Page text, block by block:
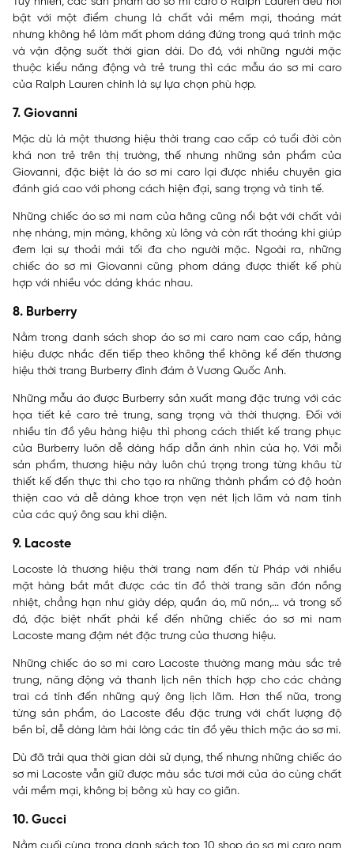
bật với một điểm chung là chất vải mềm mại, thoáng mát
nhưng không hề làm mất phom dáng đứng trong quá trình mặc
và vận động suốt thời gian dài. Do đó, với những người mặc
thuộc kiểu năng động và trẻ trung thì các mẫu áo sơ mi caro
của Ralph Lauren chính là sự lựa chọn phù hợp.
7. Giovanni
Mặc dù là một thương hiệu thời trang cao cấp có tuổi đời còn
khá non trẻ trên thị trường, thế nhưng những sản phẩm của
Giovanni, đặc biệt là áo sơ mi caro lại được nhiều chuyên gia
đánh giá cao với phong cách hiện đại, sang trọng và tinh tế.
Những chiếc áo sơ mi nam của hãng cũng nổi bật với chất vải
nhẹ nhàng, mịn màng, không xù lông và còn rất thoáng khí giúp
đem lại sự thoải mái tối đa cho người mặc. Ngoài ra, những
chiếc áo sơ mi Giovanni cũng phom dáng được thiết kế phù
hợp với nhiều vóc dáng khác nhau.
8. Burberry
Nằm trong danh sách shop áo sơ mi caro nam cao cấp, hàng
hiệu được nhắc đến tiếp theo không thể không kể đến thương
hiệu thời trang Burberry đình đám ở Vương Quốc Anh.
Những mẫu áo được Burberry sản xuất mang đặc trưng với các
họa tiết kẻ caro trẻ trung, sang trọng và thời thượng. Đối với
nhiều tín đồ yêu hàng hiệu thì phong cách thiết kế trang phục
của Burberry luôn dễ dàng hấp dẫn ánh nhìn của họ. Với mỗi
sản phẩm, thương hiệu này luôn chú trọng trong từng khâu từ
thiết kế đến thực thi cho tạo ra những thành phẩm có độ hoàn
thiện cao và dễ dàng khoe trọn vẹn nét lịch lãm và nam tính
của các quý ông sau khi diện.
9. Lacoste
Lacoste là thương hiệu thời trang nam đến từ Pháp với nhiều
mặt hàng bắt mắt được các tín đồ thời trang săn đón nồng
nhiệt, chẳng hạn như giày dép, quần áo, mũ nón,... và trong số
đó, đặc biệt nhất phải kể đến những chiếc áo sơ mi nam
Lacoste mang đậm nét đặc trưng của thương hiệu.
Những chiếc áo sơ mi caro Lacoste thường mang màu sắc trẻ
trung, năng động và thanh lịch nên thích hợp cho các chàng
trai cá tính đến những quý ông lịch lãm. Hơn thế nữa, trong
từng sản phẩm, áo Lacoste đều đặc trưng với chất lượng độ
bền bỉ, dễ dàng làm hài lòng các tín đồ yêu thích mặc áo sơ mi.
Dù đã trải qua thời gian dài sử dụng, thế nhưng những chiếc áo
sơ mi Lacoste vẫn giữ được màu sắc tươi mới của áo cùng chất
vải mềm mại, không bị bông xù hay co giãn.
10. Gucci